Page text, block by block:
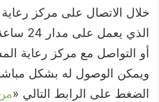
الذي
أو التواصل مع مركز رعاية
ويمكن الوصول له بشكل
الضغط على الرابط التالي «